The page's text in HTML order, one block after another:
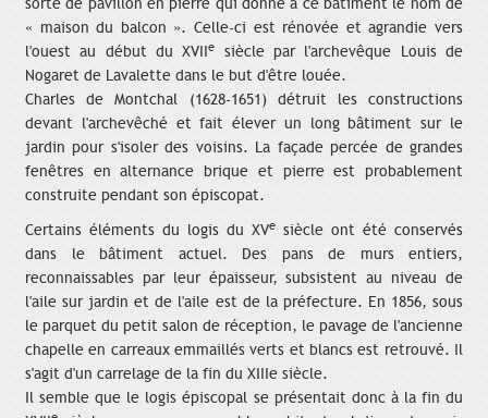
sorte de pavillon en pierre qui donne à ce bâtiment le nom de
« maison du balcon ». Celle-ci est rénovée et agrandie vers
l'ouest au début du XVIIe
siècle par l'archevêque Louis de
Nogaret de Lavalette dans le but d'être louée.
Charles de Montchal (1628-1651) détruit les constructions
devant l'archevêché et fait élever un long bâtiment sur le
jardin pour s'isoler des voisins. La façade percée de grandes
fenêtres en alternance brique et pierre est probablement
construite pendant son épiscopat.
Certains éléments du logis du XVe siècle ont été conservés
dans le bâtiment actuel. Des pans de murs entiers,
reconnaissables par leur épaisseur, subsistent au niveau de
l'aile sur jardin et de l'aile est de la préfecture. En 1856, sous
le parquet du petit salon de réception, le pavage de l'ancienne
chapelle en carreaux emmaillés verts et blancs est retrouvé. Il
s'agit d'un carrelage de la fin du XIIIe siècle.
Il semble que le logis épiscopal se présentait donc à la fin du